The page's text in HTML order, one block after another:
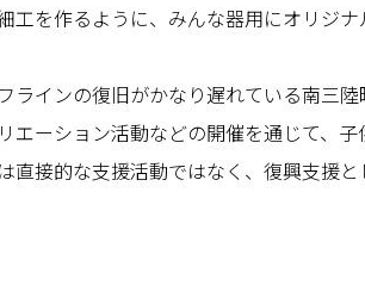
工を作るように、みんな器用にオリジ
ラインの復旧がかなり遅れている南三
エーション活動などの開催を通じて、
直接的な支援活動ではなく、復興支援